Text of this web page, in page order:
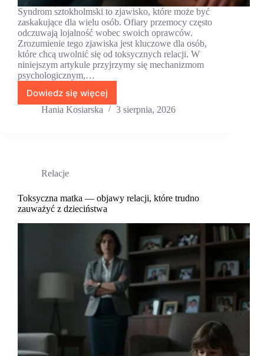
Syndrom sztokholmski to zjawisko, które może być
zaskakujące dla wielu osób. Ofiary przemocy często
odczuwają lojalność wobec swoich oprawców.
Zrozumienie tego zjawiska jest kluczowe dla osób,
które chcą uwolnić się od toksycznych relacji. W
niniejszym artykule przyjrzymy się mechanizmom
psychologicznym,…
Dowiedz się więcej
Syndrom
sztokholmski
miesza
z
krzywdą
Hania Kosiarska 3 sierpnia, 2026
Relacje
Toksyczna matka — objawy relacji, które trudno
zauważyć z dzieciństwa